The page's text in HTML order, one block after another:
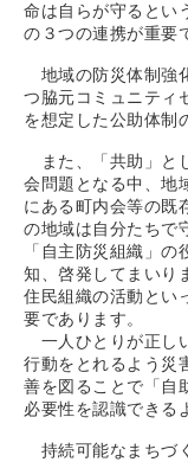
命は自らが守るとい
の３つの連携が重要
地域の防災体制強
つ脇元コミュニティ
を想定した公助体制
また、「共助」と
会問題となる中、地
にある町内会等の既
の地域は自分たちで
「自主防災組織」
知、啓発してまいり
住民組織の活動とい
要であります。
一人ひとりが正し
行動をとれるよう災
善を図ることで「自
必要性を認識できる
持続可能なまちづ